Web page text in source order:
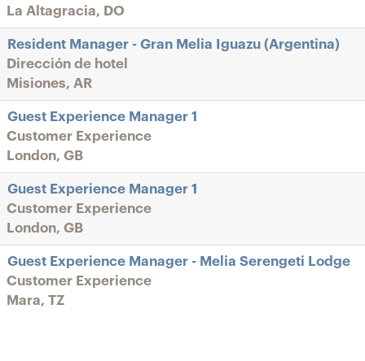
La Altagracia, DO
Resident Manager - Gran Melia Iguazu (Argentina)
Dirección de hotel
Misiones, AR
Guest Experience Manager 1
Customer Experience
London, GB
Guest Experience Manager 1
Customer Experience
London, GB
Guest Experience Manager - Melia Serengeti Lodge
Customer Experience
Mara, TZ